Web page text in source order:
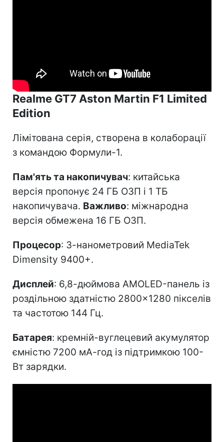
Realme GT7 Aston Martin F1 Limited
Edition
Лімітована серія, створена в колаборації
з командою Формули-1.
Пам'ять та накопичувач: китайська
версія пропонує 24 ГБ ОЗП і 1 ТБ
накопичувача. Важливо: міжнародна
версія обмежена 16 ГБ ОЗП.
Процесор: 3-нанометровий MediaTek
Dimensity 9400+.
Дисплей: 6,8-дюймова AMOLED-панель із
роздільною здатністю 2800×1280 пікселів
та частотою 144 Гц.
Батарея: кремній-вуглецевий акумулятор
ємністю 7200 мА-год із підтримкою 100-
Вт зарядки.